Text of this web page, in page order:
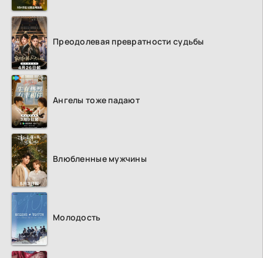
Преодолевая превратности судьбы
Ангелы тоже падают
Влюбленные мужчины
Молодость